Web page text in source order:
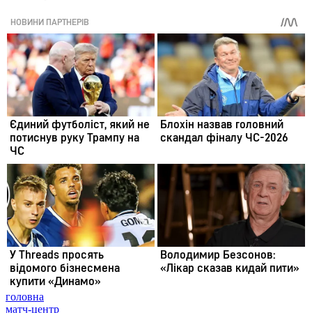
головна
матч-центр